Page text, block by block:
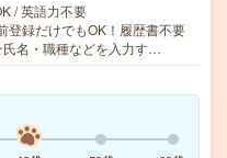
/ 英語力不要
録だけでもOK！履歴書不要
名・職種などを入力す…